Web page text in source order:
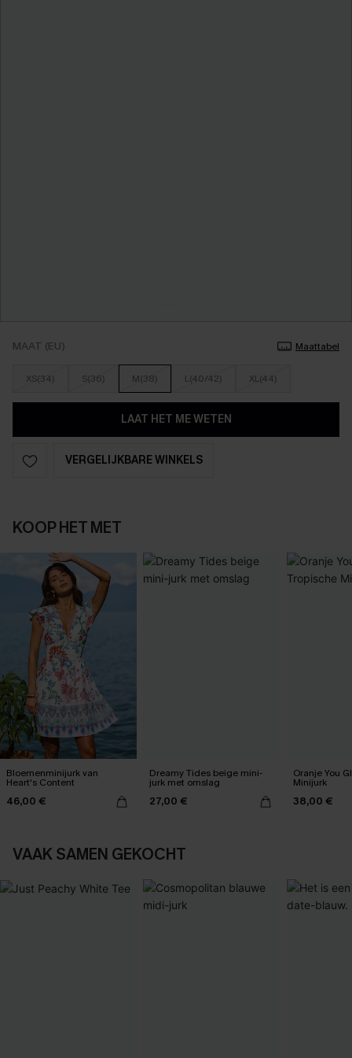
MAAT (EU) Maattabel
XS(34) S(36) M(38) L(40/42) XL(44)
LAAT HET ME WETEN
VERGELIJKBARE WINKELS
KOOP HET MET
Bloemenminijurk van
Heart's Content
46,00 €
Dreamy Tides beige mini-
jurk met omslag
27,00 €
Oranje You
Minijurk
38,00 €
VAAK SAMEN GEKOCHT